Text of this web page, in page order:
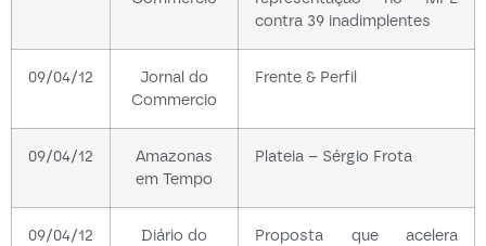
contra 39 inadimplentes
09/04/12
Jornal do
Commercio
Frente & Perfil
09/04/12
Amazonas
em Tempo
Plateia – Sérgio Frota
09/04/12
Diário do
Proposta que acelera